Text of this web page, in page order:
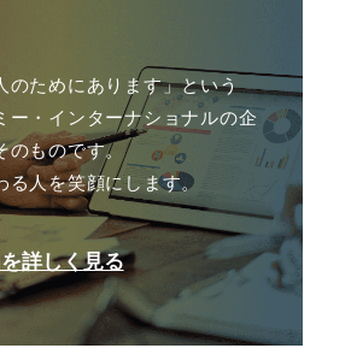
のためにあります」という
ー・インターナショナルの企
のものです。
る人を笑顔にします。
詳しく見る